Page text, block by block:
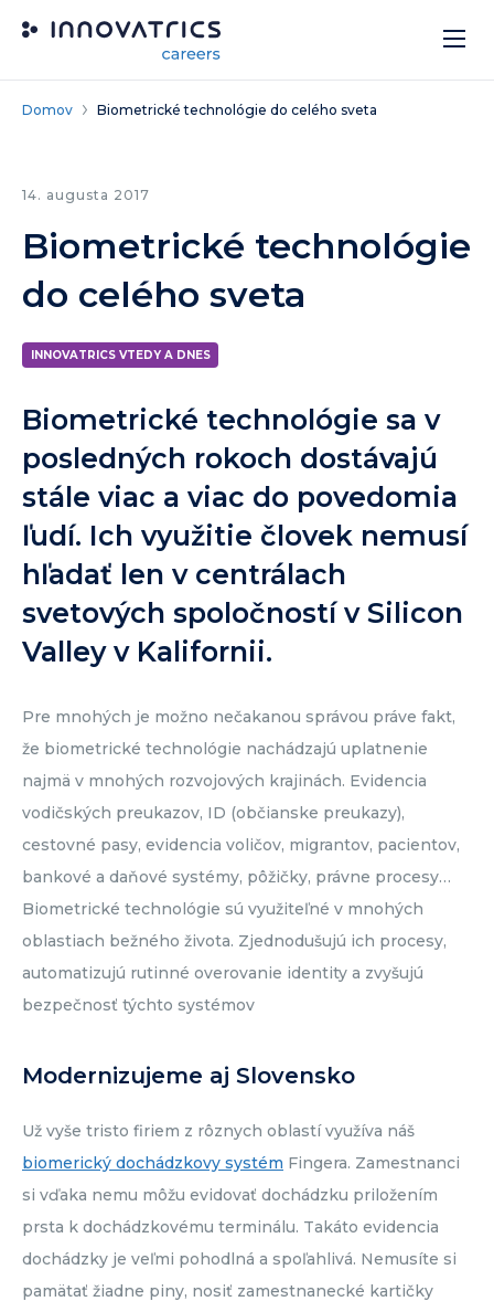
Domov Biometrické technológie do celého sveta
14. augusta 2017
Biometrické technológie
do celého sveta
INNOVATRICS VTEDY A DNES
Biometrické technológie sa v
posledných rokoch dostávajú
stále viac a viac do povedomia
ľudí. Ich využitie človek nemusí
hľadať len v centrálach
svetových spoločností v Silicon
Valley v Kalifornii.
Pre mnohých je možno nečakanou správou práve fakt,
že biometrické technológie nachádzajú uplatnenie
najmä v mnohých rozvojových krajinách. Evidencia
vodičských preukazov, ID (občianske preukazy),
cestovné pasy, evidencia voličov, migrantov, pacientov,
bankové a daňové systémy, pôžičky, právne procesy…
Biometrické technológie sú využiteľné v mnohých
oblastiach bežného života. Zjednodušujú ich procesy,
automatizujú rutinné overovanie identity a zvyšujú
bezpečnosť týchto systémov
Modernizujeme aj Slovensko
Už vyše tristo firiem z rôznych oblastí využíva náš
biomerický dochádzkovy systém Fingera. Zamestnanci
si vďaka nemu môžu evidovať dochádzku priložením
prsta k dochádzkovému terminálu. Takáto evidencia
dochádzky je veľmi pohodlná a spoľahlivá. Nemusíte si
pamätať žiadne piny, nosiť zamestnanecké kartičky